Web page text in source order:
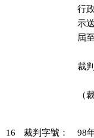
行
示
屆
裁
（
16 裁判字號：
98